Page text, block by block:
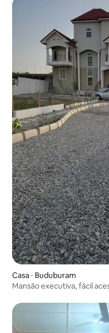
Casa ⋅ Buduburam
Mansão executiva, fácil